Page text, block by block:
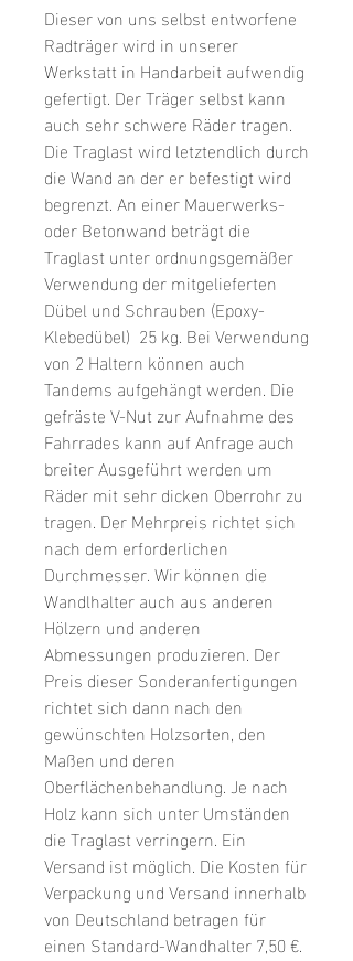
Dieser von uns selbst entworfene
Radträger wird in unserer
Werkstatt in Handarbeit aufwendig
gefertigt. Der Träger selbst kann
auch sehr schwere Räder tragen.
Die Traglast wird letztendlich durch
die Wand an der er befestigt wird
begrenzt. An einer Mauerwerks-
oder Betonwand beträgt die
Traglast unter ordnungsgemäßer
Verwendung der mitgelieferten
Dübel und Schrauben (Epoxy-
Klebedübel) 25 kg. Bei Verwendung
von 2 Haltern können auch
Tandems aufgehängt werden. Die
gefräste V-Nut zur Aufnahme des
Fahrrades kann auf Anfrage auch
breiter Ausgeführt werden um
Räder mit sehr dicken Oberrohr zu
tragen. Der Mehrpreis richtet sich
nach dem erforderlichen
Durchmesser. Wir können die
Wandlhalter auch aus anderen
Hölzern und anderen
Abmessungen produzieren. Der
Preis dieser Sonderanfertigungen
richtet sich dann nach den
gewünschten Holzsorten, den
Maßen und deren
Oberflächenbehandlung. Je nach
Holz kann sich unter Umständen
die Traglast verringern. Ein
Versand ist möglich. Die Kosten für
Verpackung und Versand innerhalb
von Deutschland betragen für
einen Standard-Wandhalter 7,50 €.